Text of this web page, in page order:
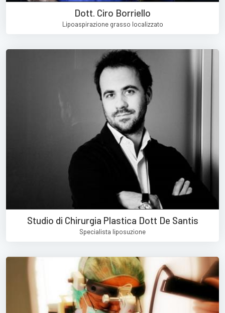
Dott. Ciro Borriello
Lipoaspirazione grasso localizzato
Studio di Chirurgia Plastica Dott De Santis
Specialista liposuzione